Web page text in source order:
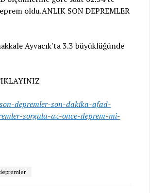
oldu.ANLIK SON DEPREMLER
Ayvacık'ta 3.3 büyüklüğünde
depremler-son-dakika-afad-
sorgula-az-once-deprem-mi-